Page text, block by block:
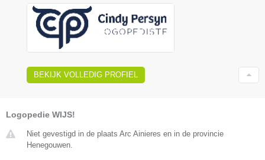
BEKIJK VOLLEDIG PROFIEL
Logopedie WIJS!
Niet gevestigd in de plaats Arc Ainieres en in de provincie
Henegouwen.